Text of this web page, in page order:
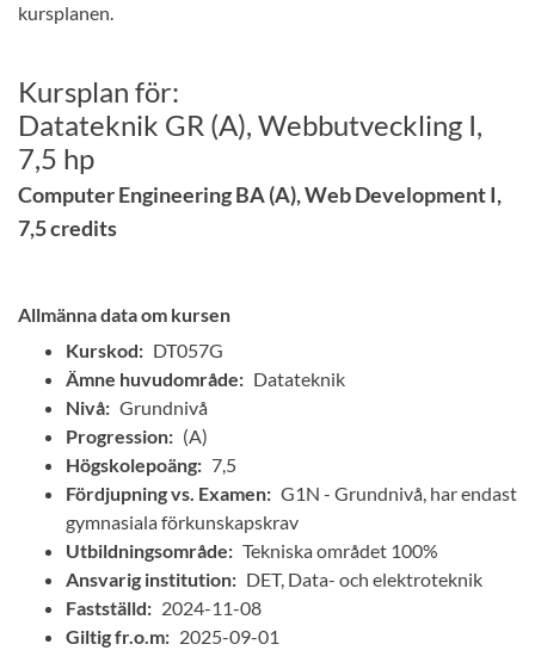
kursplanen.
Kursplan för:
Datateknik GR (A), Webbutveckling I,
7,5 hp
Computer Engineering BA (A), Web Development I,
7,5 credits
Allmänna data om kursen
Kurskod: DT057G
Ämne huvudområde: Datateknik
Nivå: Grundnivå
Progression: (A)
Högskolepoäng: 7,5
Fördjupning vs. Examen: G1N - Grundnivå, har endast
gymnasiala förkunskapskrav
Utbildningsområde: Tekniska området 100%
Ansvarig institution: DET, Data- och elektroteknik
Fastställd: 2024-11-08
Giltig fr.o.m: 2025-09-01